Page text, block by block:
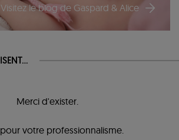
Visitez le blog de Gaspard & Alice
Merci d'exister.
votre professionnalisme.